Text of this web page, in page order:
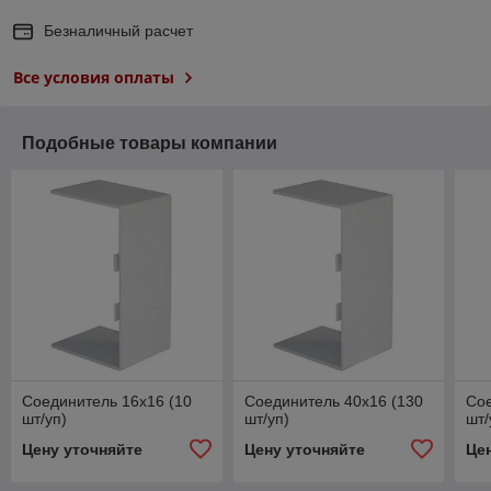
Безналичный расчет
Все условия оплаты
Подобные товары компании
Соединитель 16x16 (10
шт/уп)
Цену уточняйте
Соединитель 40x16 (130
шт/уп)
Цену уточняйте